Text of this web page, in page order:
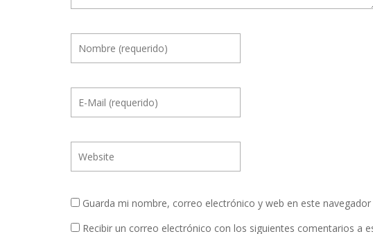
Guarda mi nombre, correo electrónico y web en este
Recibir un correo electrónico con los siguientes comentarios a